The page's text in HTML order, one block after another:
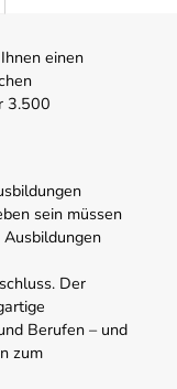
einen
3.500
sein müssen
Der
Berufen – und
zum